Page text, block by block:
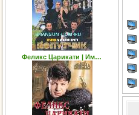
Феликс Царикати | Им…